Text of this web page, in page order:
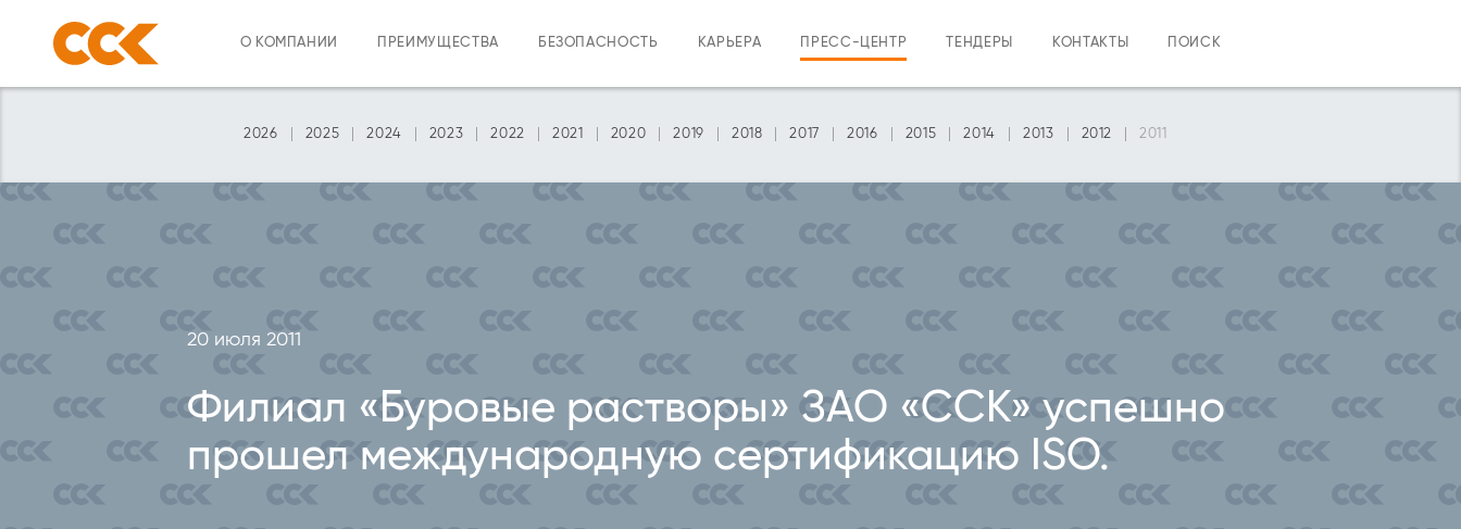
О КОМПАНИИ ПРЕИМУЩЕСТВА БЕЗОПАСНОСТЬ КАРЬЕРА ПРЕСС-ЦЕНТР
2026 2025 2024 2023 2022 2021 2020 2019 2018 2017 2016 2015 2014 2013 2012 2011
ТЕНДЕРЫ КОНТАКТЫ ПОИСК
20 июля 2011
Филиал «Буровые растворы» ЗАО «ССК» успешно
прошел международную сертификацию ISO.